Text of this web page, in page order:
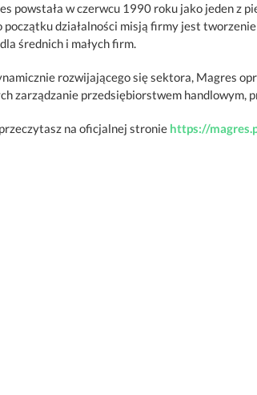
powstała w czerwcu 1990 roku jako jeden z
początku działalności misją firmy jest
średnich i małych firm.
rozwijającego się sektora, Magres
zarządzanie przedsiębiorstwem handlowym,
na oficjalnej stronie https://